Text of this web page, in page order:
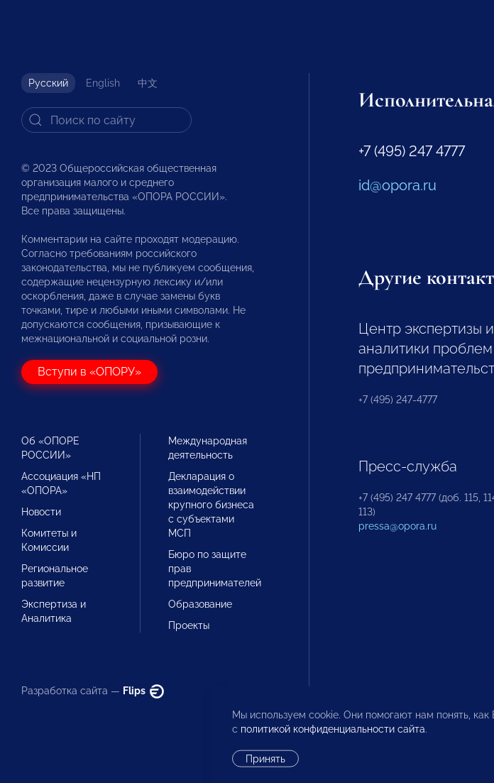
Русский English 中文
© 2023 Общероссийская общественная
организация малого и среднего
предпринимательства «ОПОРА РОССИИ».
Все права защищены.
Комментарии на сайте проходят модерацию.
Согласно требованиям российского
законодательства, мы не публикуем сообщения,
содержащие нецензурную лексику и/или
оскорбления, даже в случае замены букв
точками, тире и любыми иными символами. Не
допускаются сообщения, призывающие к
межнациональной и социальной розни.
Вступи в «ОПОРУ»
Об «ОПОРЕ
РОССИИ»
Ассоциация «НП
«ОПОРА»
Новости
Комитеты и
Комиссии
Региональное
развитие
Экспертиза и
Аналитика
Международная
деятельность
Декларация о
взаимодействии
крупного бизнеса
с субъектами
МСП
Бюро по защите
прав
предпринимателей
Образование
Проекты
Разработка сайта — Flips
+7 (495) 247 4777
id@opora.ru
Другие
Центр экспертизы и
аналитики проблем
+7 (495) 247-4777
Пресс-служба
+7 (495) 247 4777 (доб. 115,
113)
pressa@opora.ru
Мы используем cookie. Они помогают нам понять,
с политикой конфиденциальности сайта.
Принять